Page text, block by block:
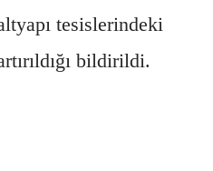
tesislerindeki
bildirildi.